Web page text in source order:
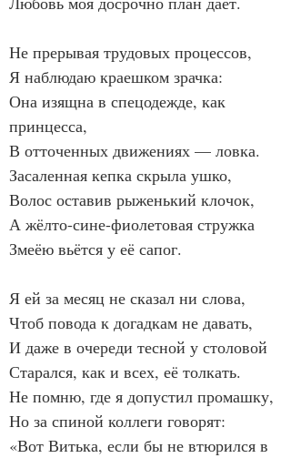
Не прерывая трудовых процессов,
Я наблюдаю краешком зрачка:
Она изящна в спецодежде, как
принцесса,
В отточенных движениях — ловка.
Засаленная кепка скрыла ушко,
Волос оставив рыженький клочок,
А жёлто-сине-фиолетовая стружка
Змеёю вьётся у её сапог.
Я ей за месяц не сказал ни слова,
Чтоб повода к догадкам не давать,
И даже в очереди тесной у столовой
Старался, как и всех, её толкать.
Не помню, где я допустил промашку,
Но за спиной коллеги говорят:
«Вот Витька, если бы не втюрился в